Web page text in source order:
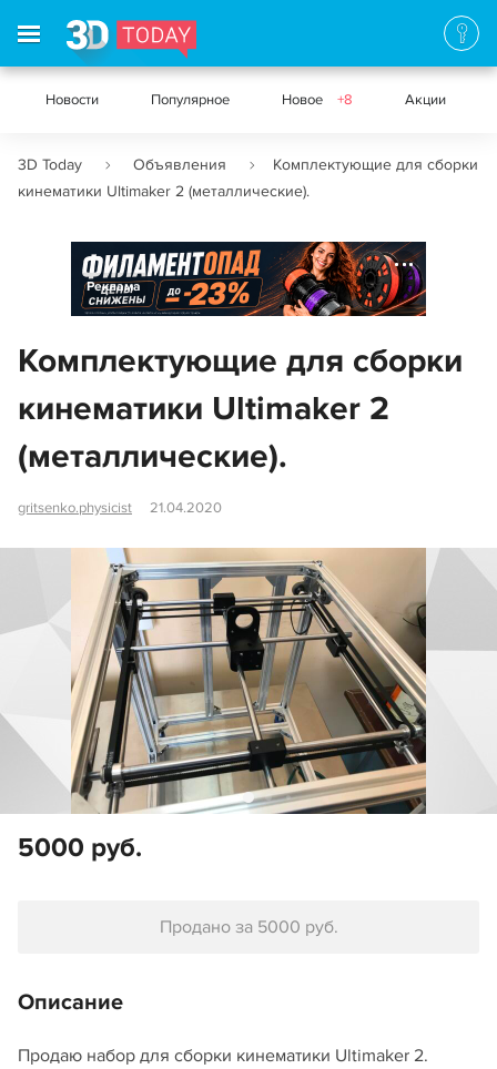
Новости Популярное Новое +8 Акции
3D Today Объявления
Комплектующие для сборки
кинематики Ultimaker 2 (металлические).
Реклама
Комплектующие для сборки
кинематики Ultimaker 2
(металлические).
gritsenko.physicist 21.04.2020
5000 руб.
Продано за 5000 руб.
Описание
Продаю набор для сборки кинематики Ultimaker 2.